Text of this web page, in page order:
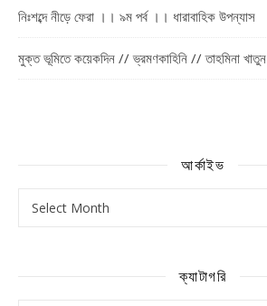
নিঃশব্দে নীড়ে ফেরা ।। ৯ম পর্ব ।। ধারাবাহিক উপন্যাস
মুক্ত ভূমিতে কয়েকদিন // ভ্রমণকাহিনি // তাহমিনা খাতুন
আর্কাইভ
ক্যাটাগরি